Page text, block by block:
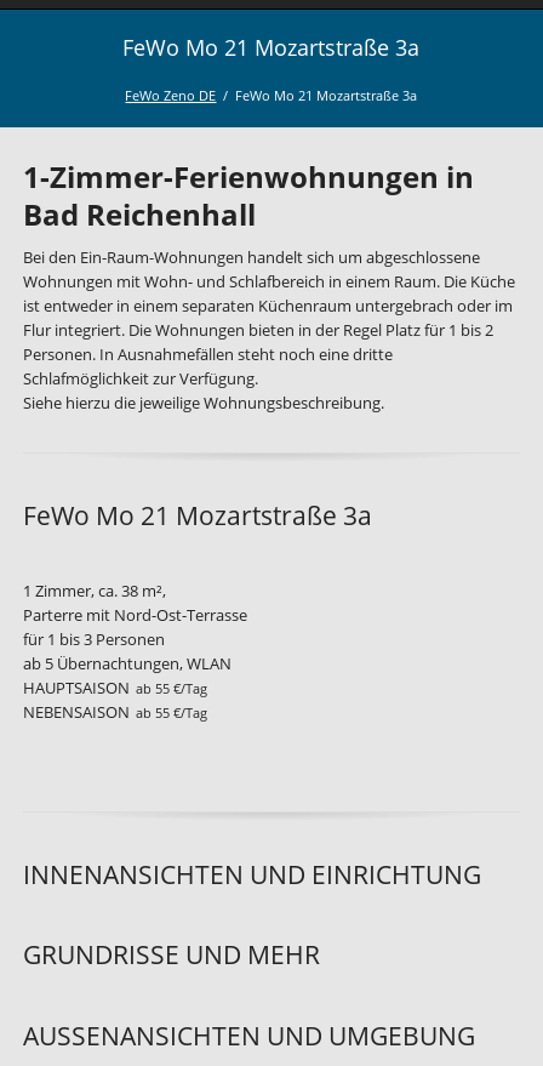
FeWo Mo 21 Mozartstraße 3a
FeWo Zeno DE FeWo Mo 21 Mozartstraße 3a
1-Zimmer-Ferienwohnungen in
Bad Reichenhall
Bei den Ein-Raum-Wohnungen handelt sich um abgeschlossene
Wohnungen mit Wohn- und Schlafbereich in einem Raum. Die Küche
ist entweder in einem separaten Küchenraum untergebrach oder im
Flur integriert. Die Wohnungen bieten in der Regel Platz für 1 bis 2
Personen. In Ausnahmefällen steht noch eine dritte
Schlafmöglichkeit zur Verfügung.
Siehe hierzu die jeweilige Wohnungsbeschreibung.
FeWo Mo 21 Mozartstraße 3a
1 Zimmer, ca. 38 m²,
Parterre mit Nord-Ost-Terrasse
für 1 bis 3 Personen
ab 5 Übernachtungen, WLAN
HAUPTSAISON ab 55 €/Tag
NEBENSAISON ab 55 €/Tag
INNENANSICHTEN UND EINRICHTUNG
GRUNDRISSE UND MEHR
AUSSENANSICHTEN UND UMGEBUNG